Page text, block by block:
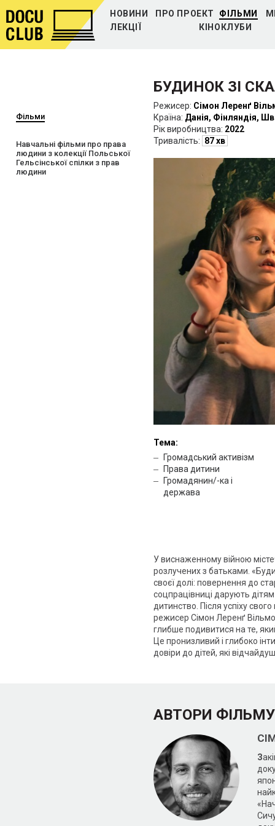
НОВИНИ ПРО ПРОЕКТ ФІЛЬМИ
ЛЕКЦІЇ
КІНОКЛУБИ
Фільми
Навчальні фільми про права
людини з колекції Польської
Гельсінської спілки з прав
людини
БУДИНОК ЗІ
Режисер: Сімон Леренґ
Країна: Данія, Фінляндія,
Рiк виробництва: 2022
Тривалість: 87 хв
Тема:
Громадський активізм
Права дитини
Громадянин/-ка і
держава
У виснаженному війною
розлучених з батьками.
своєї долі: повернення до
соцпрацівниці дарують
дитинство. Після успіху
режисер Сімон Леренґ
глибше подивитися на те,
Це пронизливий і глибоко
довіри до дітей, які
АВТОРИ ФІЛЬМУ
З